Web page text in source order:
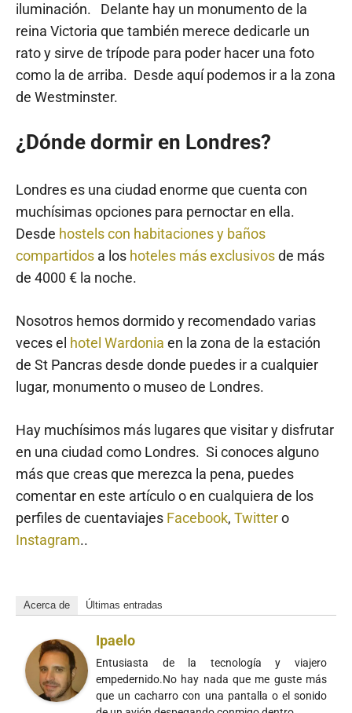
iluminación. Delante hay un monumento de la
reina Victoria que también merece dedicarle un
rato y sirve de trípode para poder hacer una foto
como la de arriba. Desde aquí podemos ir a la zona
de Westminster.
¿Dónde dormir en Londres?
Londres es una ciudad enorme que cuenta con
muchísimas opciones para pernoctar en ella.
Desde hostels con habitaciones y baños
compartidos a los hoteles más exclusivosde más
de 4000 € la noche.
Nosotros hemos dormido y recomendado varias
veces el hotel Wardonia en la zona de la estación
de St Pancras desde donde puedes ir a cualquier
lugar, monumento o museo de Londres.
Hay muchísimos más lugares que visitar y disfrutar
en una ciudad como Londres. Si conoces alguno
más que creas que merezca la pena, puedes
comentar en este artículo o en cualquiera de los
perfiles de cuentaviajes Facebook, Twittero
Instagram..
Acerca de Últimas entradas
Ipaelo
Entusiasta de la tecnología y viajero
empedernido.No hay nada que me guste más
que un cacharro con una pantalla o el sonido